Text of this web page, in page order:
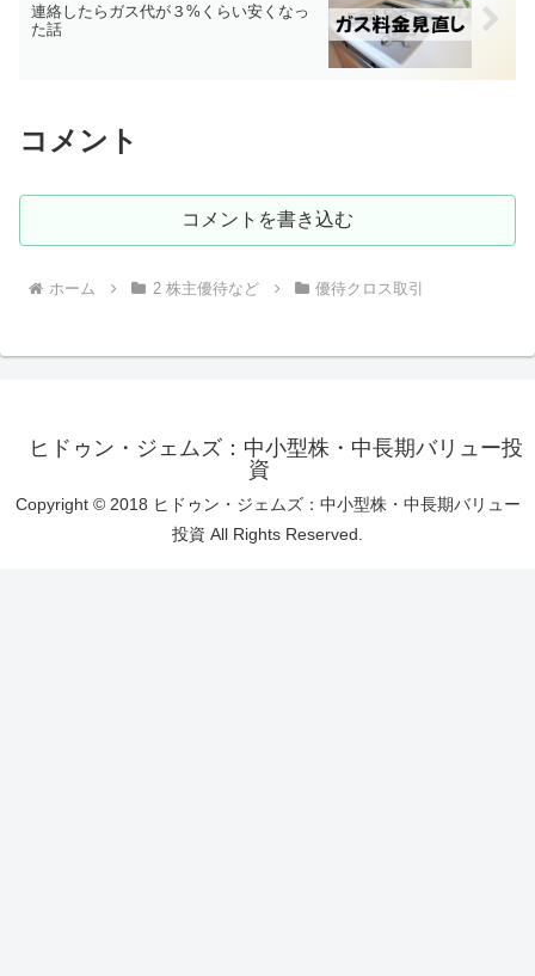
連絡したらガス代が３%くらい安くなっ
た話
コメント
コメントを書き込む
ホーム 2 株主優待など 優待クロス取引
ヒドゥン・ジェムズ：中小型株・中長期バリュー投
資
Copyright © 2018 ヒドゥン・ジェムズ：中小型株・中長期バリュー
投資 All Rights Reserved.